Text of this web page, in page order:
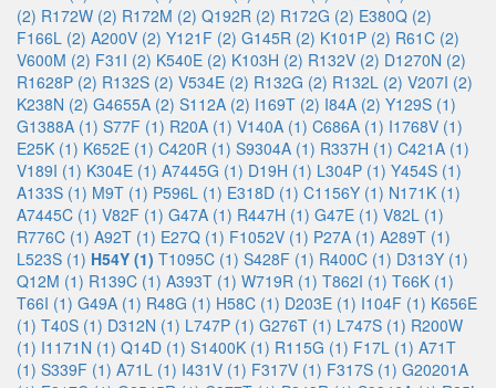
(2) R172W (2) R172M (2) Q192R (2) R172G (2) E380Q (2)
F166L (2) A200V (2) Y121F (2) G145R (2) K101P (2) R61C (2)
V600M (2) F31I (2) K540E (2) K103H (2) R132V (2) D1270N (2)
R1628P (2) R132S (2) V534E (2) R132G (2) R132L (2) V207I (2)
K238N (2) G4655A (2) S112A (2) I169T (2) I84A (2) Y129S (1)
G1388A (1) S77F (1) R20A (1) V140A (1) C686A (1) I1768V (1)
E25K (1) K652E (1) C420R (1) S9304A (1) R337H (1) C421A (1)
V189I (1) K304E (1) A7445G (1) D19H (1) L304P (1) Y454S (1)
A133S (1) M9T (1) P596L (1) E318D (1) C1156Y (1) N171K (1)
A7445C (1) V82F (1) G47A (1) R447H (1) G47E (1) V82L (1)
R776C (1) A92T (1) E27Q (1) F1052V (1) P27A (1) A289T (1)
L523S (1) H54Y (1) T1095C (1) S428F (1) R400C (1) D313Y (1)
Q12M (1) R139C (1) A393T (1) W719R (1) T862I (1) T66K (1)
T66I (1) G49A (1) R48G (1) H58C (1) D203E (1) I104F (1) K656E
(1) T40S (1) D312N (1) L747P (1) G276T (1) L747S (1) R200W
(1) I1171N (1) Q14D (1) S1400K (1) R115G (1) F17L (1) A71T
(1) S339F (1) A71L (1) I431V (1) F317V (1) F317S (1) G20201A